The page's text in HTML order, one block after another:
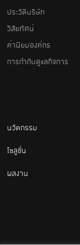
ประวัติบริษัท
วิสัยทัศน์
ค่านิยมองค์กร
การกำกับดูแลกิจการ
นวัตกรรม
โซลูชั่น
ผลงาน